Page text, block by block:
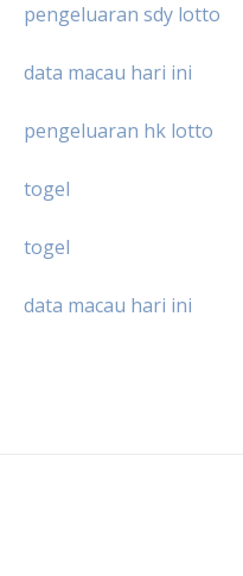
pengeluaran sdy lotto
data macau hari ini
pengeluaran hk lotto
togel
togel
data macau hari ini